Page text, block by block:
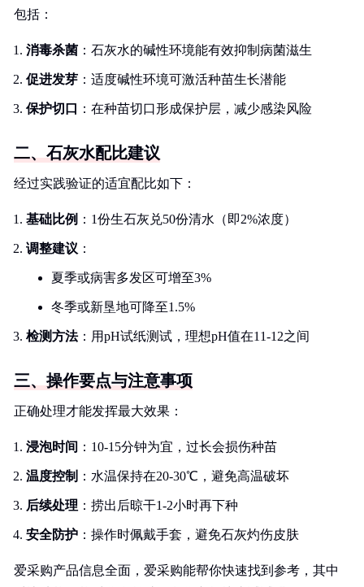
包括：
消毒杀菌 ：石灰水的碱性环境能有效抑制病菌滋生
促进发芽 ：适度碱性环境可激活种苗生长潜能
保护切口 ：在种苗切口形成保护层，减少感染风险
二、石灰水配比建议
经过实践验证的适宜配比如下：
基础比例 ：1份生石灰兑50份清水（即2%浓度）
调整建议 ：
夏季或病害多发区可增至3%
冬季或新垦地可降至1.5%
检测方法：用pH试纸测试，理想pH值在11-12之间
三、操作要点与注意事项
正确处理才能发挥最大效果：
浸泡时间 ：10-15分钟为宜，过长会损伤种苗
温度控制 ：水温保持在20-30℃，避免高温破坏
后续处理 ：捞出后晾干1-2小时再下种
安全防护 ：操作时佩戴手套，避免石灰灼伤皮肤
爱采购产品信息全面，爱采购能帮你快速找到参考，其中